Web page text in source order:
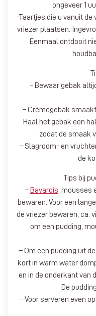
ongeveer 1
-Taartjes die u vanuit de
vriezer plaatsen.
Eenmaal ontdooit
– Bewaar gebak
– Crèmegebak
Haal het gebak een
zodat de smaak
– Slagroom- en
de
Tips bij
–Bavarois , mousses
bewaren. Voor een
de vriezer bewaren, ca.
om een pudding,
– Om een pudding uit
kort in warm water
en in de onderkant van
De
– Voor serveren even